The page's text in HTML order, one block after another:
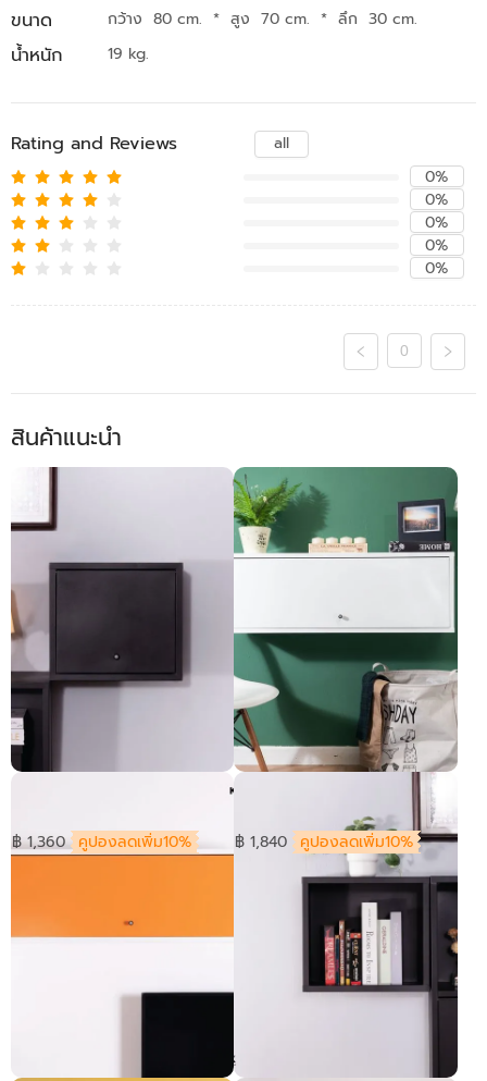
ขนาด กว้าง 80 cm. * สูง 70 cm. * ลึก 30 cm.
น้ำหนัก 19 kg.
Rating and Reviews
all
0%
0%
0%
0%
0%
0
สินค้าแนะนำ
฿ 1,360 คูปองลดเพิ่ม10%
ตู้แขวน HANGEN บานเปิด-กลาง
฿ 1,840 คูปองลดเพิ่ม10%